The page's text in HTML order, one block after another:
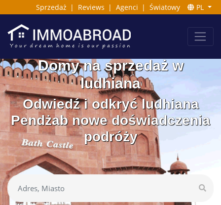
Sprzedaż | Reviews | Agenci | Światowy PL
Domy na sprzedaż w
ludhiana
Odwiedź i odkryć ludhiana
Pendżab nowe doświadczenia
podróży